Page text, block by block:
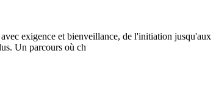
exigence et bienveillance, de l'initiation jusqu'aux
Un parcours où ch